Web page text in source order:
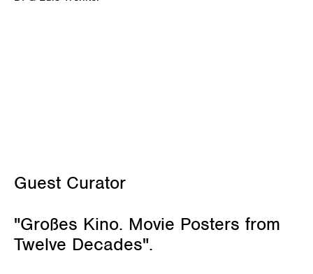
Guest Curator
"Großes Kino. Movie Posters from
Twelve Decades".